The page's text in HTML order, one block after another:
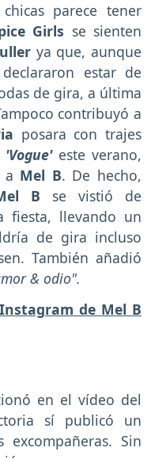
parece tener
Girls se sienten
ya que, aunque
estar de
de gira, a última
contribuyó a
posara con trajes
'Vogue' este verano,
a Mel B. De hecho,
B se vistió de
fiesta, llevando un
de gira incluso
También añadió
& odio".
de Mel B
en el vídeo del
sí publicó un
Sin